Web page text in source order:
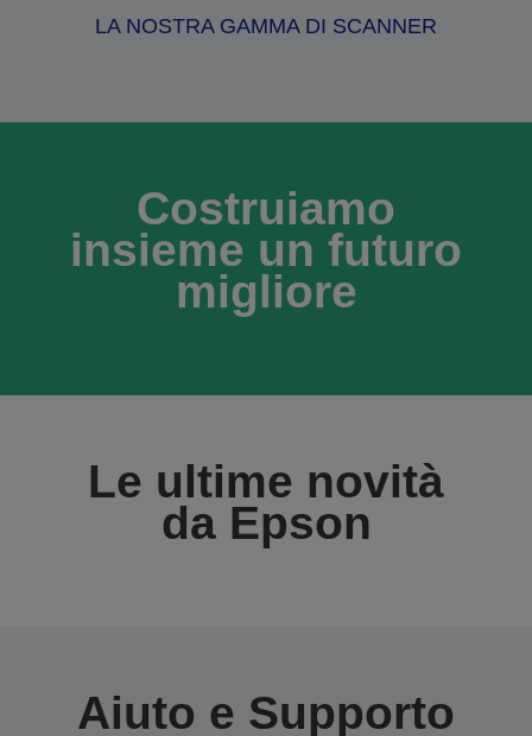
LA NOSTRA GAMMA DI SCANNER
Costruiamo
insieme un futuro
migliore
Le ultime novità
da Epson
Aiuto e Supporto